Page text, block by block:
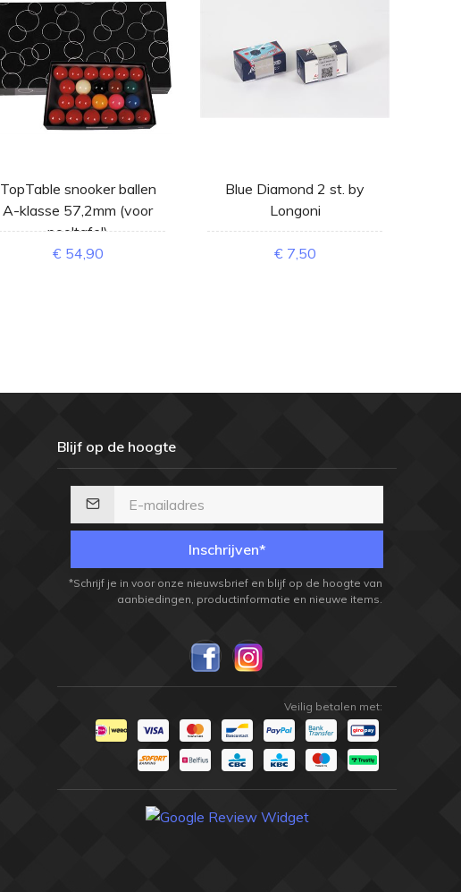
TopTable snooker ballen
A-klasse 57,2mm (voor
pooltafel)
€ 54,90
Blue Diamond 2 st. by
Longoni
€ 7,50
Blijf op de hoogte
Inschrijven*
*Schrijf je in voor onze nieuwsbrief en blijf op de hoogte van
aanbiedingen, productinformatie en nieuwe items.
Veilig betalen met: